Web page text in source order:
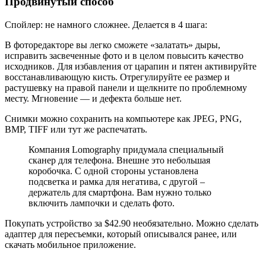
Спойлер: не намного сложнее. Делается в 4 шага:
В фоторедакторе вы легко сможете «залатать» дыры,
исправить засвеченные фото и в целом повысить качество
исходников. Для избавления от царапин и пятен активируйте
восстанавливающую кисть. Отрегулируйте ее размер и
растушевку на правой панели и щелкните по проблемному
месту. Мгновение — и дефекта больше нет.
Снимки можно сохранить на компьютере как JPEG, PNG,
BMP, TIFF или тут же распечатать.
Компания Lomography придумала специальный
сканер для телефона. Внешне это небольшая
коробочка. С одной стороны установлена
подсветка и рамка для негатива, с другой –
держатель для смартфона. Вам нужно только
включить лампочки и сделать фото.
Покупать устройство за $42.90 необязательно. Можно сделать
адаптер для пересъемки, который описывался ранее, или
скачать мобильное приложение.